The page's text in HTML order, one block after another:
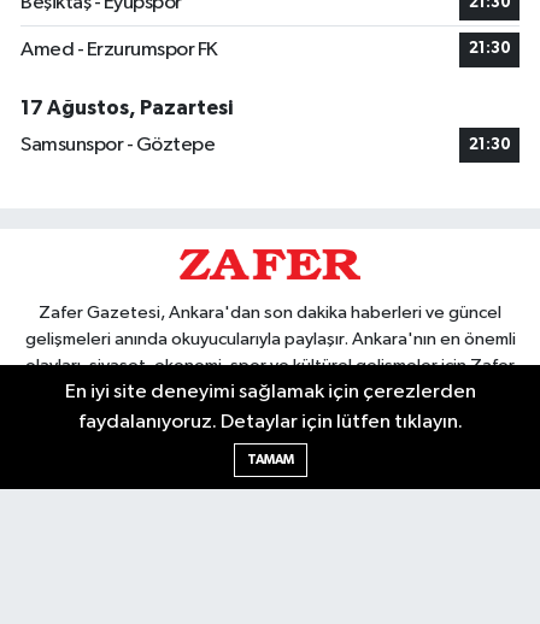
Amed - Erzurumspor FK 21:30
17 Ağustos, Pazartesi
Samsunspor - Göztepe
21:30
Zafer Gazetesi, Ankara'dan son dakika haberleri ve güncel
gelişmeleri anında okuyucularıyla paylaşır. Ankara'nın en önemli
olayları, siyaset, ekonomi, spor ve kültürel gelişmeler için Zafer
Gazetesi'ni takip edin. Başkentin güvendiği haber kaynağı.
En iyi site deneyimi sağlamak için çerezlerden
faydalanıyoruz. Detaylar için lütfen tıklayın.
TAMAM